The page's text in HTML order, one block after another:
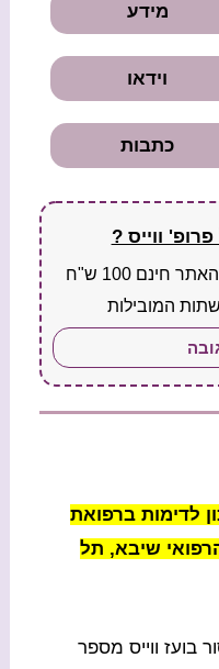
מידע
וידאו
כתבות
ווייס ?
כתבי תגובה וקבלי מהאתר חינם 100 ש"ח
המובילות
לדימות ברפואת
שיבא, תל
בועז ווייס מספר